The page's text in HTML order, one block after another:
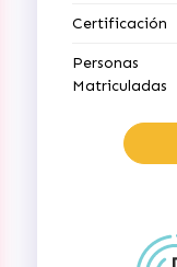
Certificación
Personas
Matriculadas